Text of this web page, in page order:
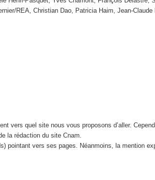
REA, Christian Dao, Patricia Haim, Jean-
vers quel site nous vous proposons d’aller.
la rédaction du site Cnam.
pointant vers ses pages. Néanmoins, la mention